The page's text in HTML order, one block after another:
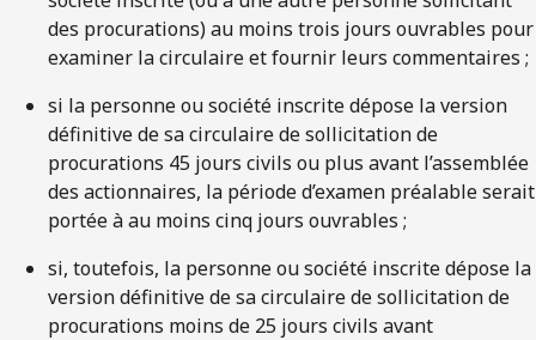
des procurations) au moins trois jours ouvrables pour
examiner la circulaire et fournir leurs commentaires ;
si la personne ou société inscrite dépose la version
définitive de sa circulaire de sollicitation de
procurations 45 jours civils ou plus avant l’assemblée
des actionnaires, la période d’examen préalable serait
portée à au moins cinq jours ouvrables ;
si, toutefois, la personne ou société inscrite dépose la
version définitive de sa circulaire de sollicitation de
procurations moins de 25 jours civils avant